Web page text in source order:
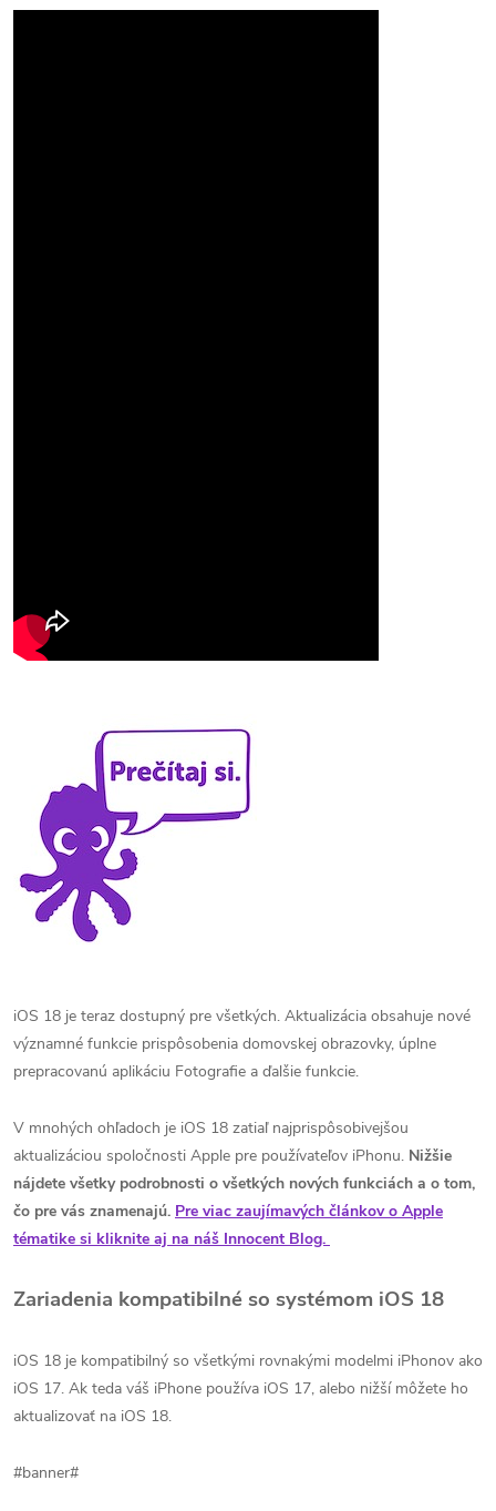
iOS 18 je teraz dostupný pre všetkých. Aktualizácia obsahuje nové
významné funkcie prispôsobenia domovskej obrazovky, úplne
prepracovanú aplikáciu Fotografie a ďalšie funkcie.
V mnohých ohľadoch je iOS 18 zatiaľ najprispôsobivejšou
aktualizáciou spoločnosti Apple pre používateľov iPhonu. Nižšie
nájdete všetky podrobnosti o všetkých nových funkciách a o tom,
čo pre vás znamenajú. Pre viac zaujímavých článkov o Apple
tématike si kliknite aj na náš Innocent Blog.
Zariadenia kompatibilné so systémom iOS 18
iOS 18 je kompatibilný so všetkými rovnakými modelmi iPhonov ako
iOS 17. Ak teda váš iPhone používa iOS 17, alebo nižší môžete ho
aktualizovať na iOS 18.
#banner#